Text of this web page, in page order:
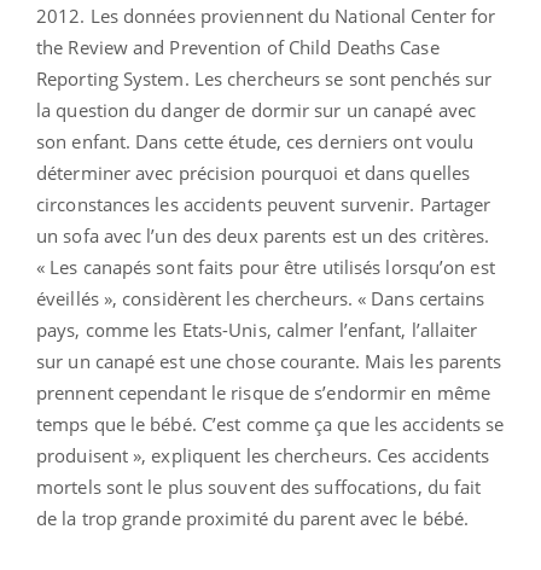
2012. Les données proviennent du National Center for
the Review and Prevention of Child Deaths Case
Reporting System. Les chercheurs se sont penchés sur
la question du danger de dormir sur un canapé avec
son enfant. Dans cette étude, ces derniers ont voulu
déterminer avec précision pourquoi et dans quelles
circonstances les accidents peuvent survenir. Partager
un sofa avec l’un des deux parents est un des critères.
« Les canapés sont faits pour être utilisés lorsqu’on est
éveillés », considèrent les chercheurs. « Dans certains
pays, comme les Etats-Unis, calmer l’enfant, l’allaiter
sur un canapé est une chose courante. Mais les parents
prennent cependant le risque de s’endormir en même
temps que le bébé. C’est comme ça que les accidents se
produisent », expliquent les chercheurs. Ces accidents
mortels sont le plus souvent des suffocations, du fait
de la trop grande proximité du parent avec le bébé.